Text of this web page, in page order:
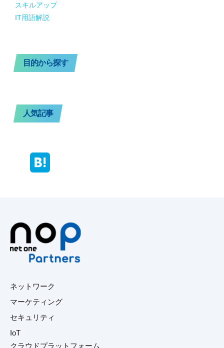
スキルアップ
IT用語解説
目的から探す
人気記事
ネットワーク
マーケティング
セキュリティ
IoT
クラウドプラットフォーム